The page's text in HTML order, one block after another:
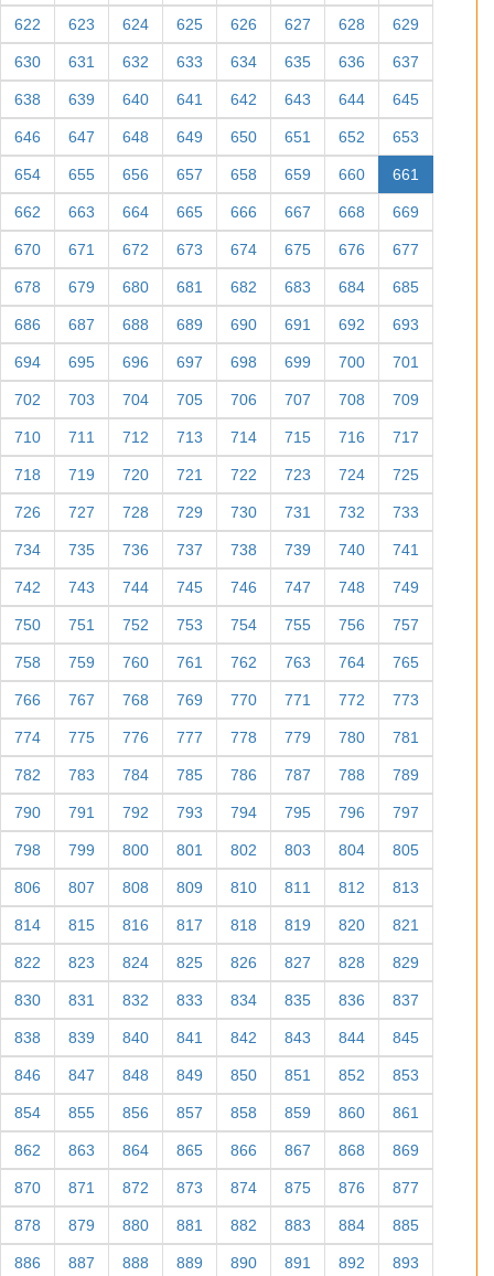
622 623 624 625 626 627 628 629
630 631 632 633 634 635 636 637
638 639 640 641 642 643 644 645
646 647 648 649 650 651 652 653
654 655 656 657 658 659 660 661
662 663 664 665 666 667 668 669
670 671 672 673 674 675 676 677
678 679 680 681 682 683 684 685
686 687 688 689 690 691 692 693
694 695 696 697 698 699 700 701
702 703 704 705 706 707 708 709
710 711 712 713 714 715 716 717
718 719 720 721 722 723 724 725
726 727 728 729 730 731 732 733
734 735 736 737 738 739 740 741
742 743 744 745 746 747 748 749
750 751 752 753 754 755 756 757
758 759 760 761 762 763 764 765
766 767 768 769 770 771 772 773
774 775 776 777 778 779 780 781
782 783 784 785 786 787 788 789
790 791 792 793 794 795 796 797
798 799 800 801 802 803 804 805
806 807 808 809 810 811 812 813
814 815 816 817 818 819 820 821
822 823 824 825 826 827 828 829
830 831 832 833 834 835 836 837
838 839 840 841 842 843 844 845
846 847 848 849 850 851 852 853
854 855 856 857 858 859 860 861
862 863 864 865 866 867 868 869
870 871 872 873 874 875 876 877
878 879 880 881 882 883 884 885
886 887 888 889 890 891 892 893